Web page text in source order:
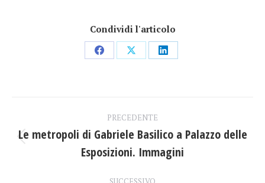
Condividi l'articolo
CondividiCondividiCondividi
tra
PRECEDENTE
Post
precedente:
Le metropoli di Gabriele Basilico a Palazzo delle
Esposizioni. Immagini